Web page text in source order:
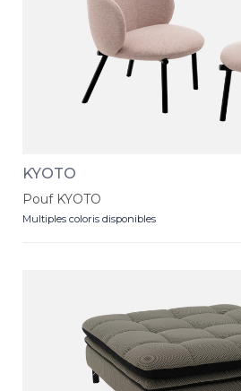
KYOTO
Pouf KYOTO
Multiples coloris disponibles